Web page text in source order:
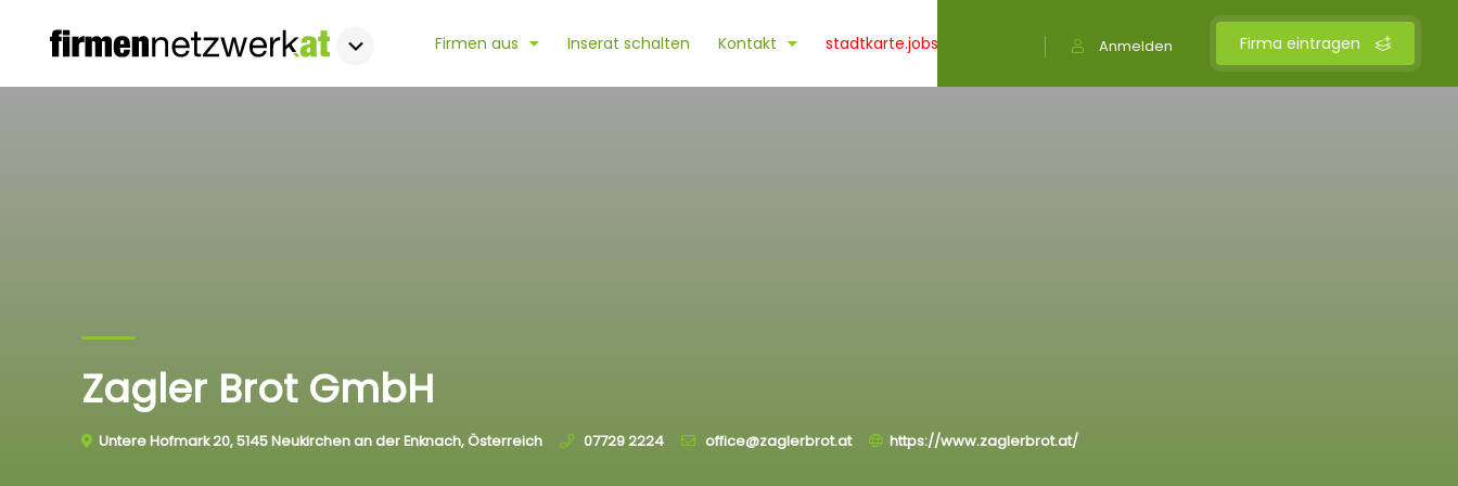
Firma eintragen
Anmelden
Firmen aus Inserat schalten Kontakt stadtkarte.jobs
Zagler Brot GmbH
Untere Hofmark 20, 5145 Neukirchen an der Enknach, Österreich 07729 2224 office@zaglerbrot.at https://www.zaglerbrot.at/